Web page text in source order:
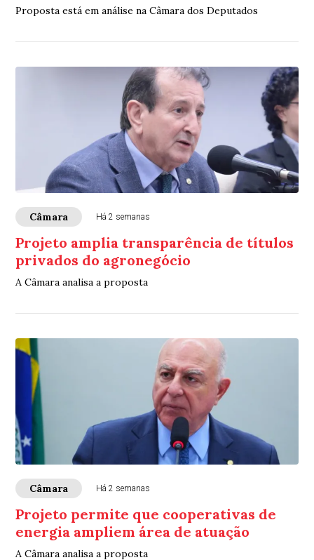
Proposta está em análise na Câmara dos Deputados
Câmara Há 2 semanas
Projeto amplia transparência de títulos
privados do agronegócio
A Câmara analisa a proposta
Câmara Há 2 semanas
Projeto permite que cooperativas de
energia ampliem área de atuação
A Câmara analisa a proposta